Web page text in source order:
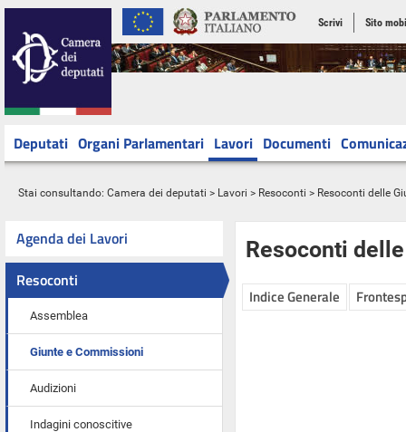
Scrivi Sito
Deputati Organi Parlamentari Lavori Documenti
Stai consultando: Camera dei deputati > Lavori > Resoconti > Resoconti delle
Agenda dei Lavori
Resoconti
Assemblea
Giunte e Commissioni
Audizioni
Indagini conoscitive
Resoconti
Indice Generale